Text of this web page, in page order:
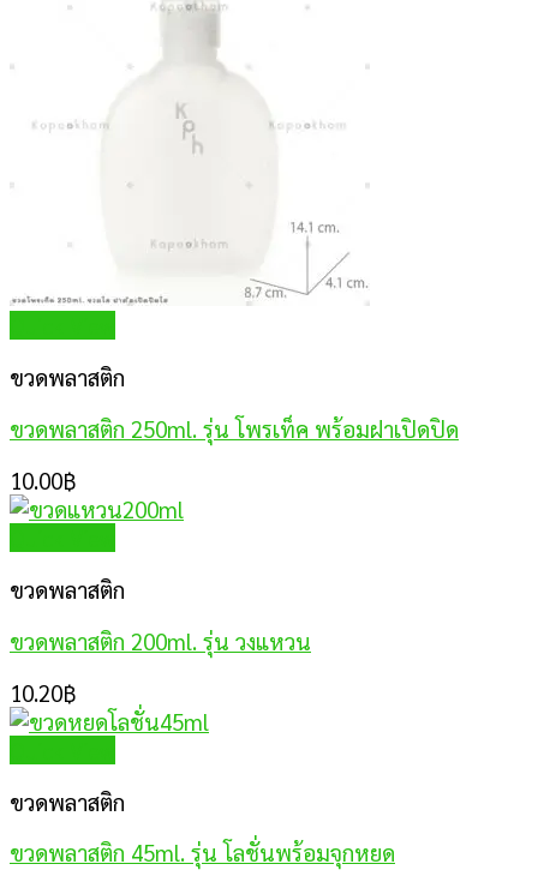
ขวดพลาสติก
ขวดพลาสติก 250ml. รุ่น โพรเท็ค พร้อมฝาเปิดปิด
10.00฿
ขวดพลาสติก
ขวดพลาสติก 200ml. รุ่น วงแหวน
10.20฿
ขวดพลาสติก
ขวดพลาสติก 45ml. รุ่น โลชั่นพร้อมจุกหยด